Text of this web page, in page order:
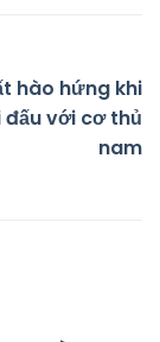
hào hứng khi
với cơ thủ
nam